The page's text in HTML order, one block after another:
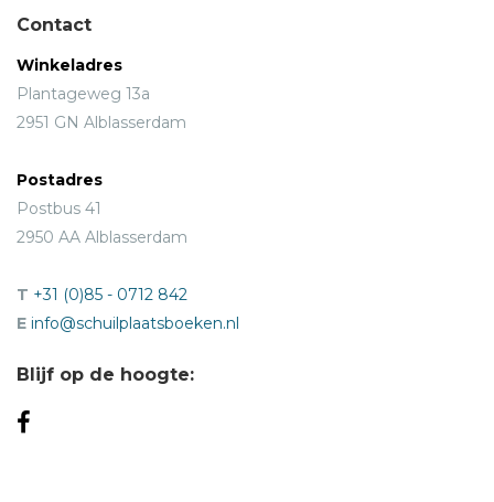
Contact
Winkeladres
Plantageweg 13a
2951 GN Alblasserdam
Postadres
Postbus 41
2950 AA Alblasserdam
T +31 (0)85 - 0712 842
E info@schuilplaatsboeken.nl
Blijf op de hoogte: